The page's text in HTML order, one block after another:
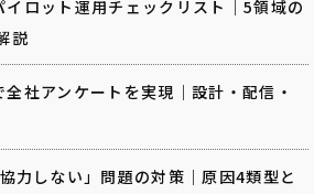
ロット運用チェックリスト｜5領域の
説
社アンケートを実現｜設計・配信・
力しない」問題の対策｜原因4類型と